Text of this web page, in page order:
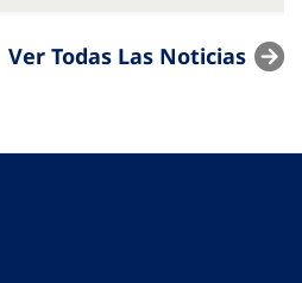
Ver Todas Las Noticias